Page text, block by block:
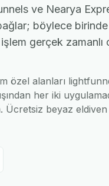
ve Nearya
böylece
gerçek zamanlı
özel alanları
her iki
beyaz